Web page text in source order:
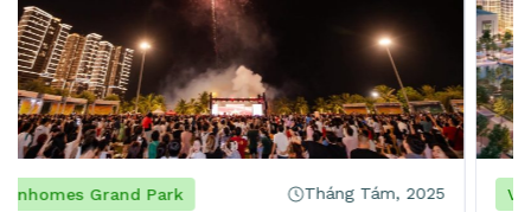
Vinhomes Grand Park Tháng Tám, 2025